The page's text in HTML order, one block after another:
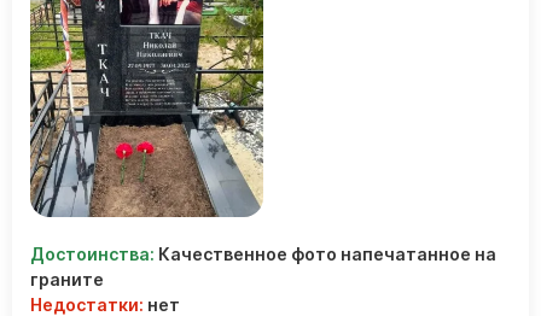
Достоинства: Качественное фото напечатанное на
граните
Недостатки: нет